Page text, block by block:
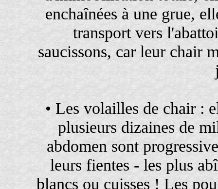
enchaînées à une grue,
transport vers
saucissons, car leur chair
• Les volailles de chair :
plusieurs dizaines de
abdomen sont
leurs fientes - les plus
blancs ou cuisses ! Les